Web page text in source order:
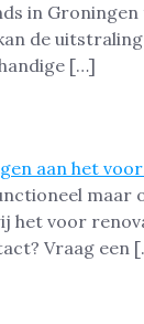
in
de
[…]
voor
Vraag een